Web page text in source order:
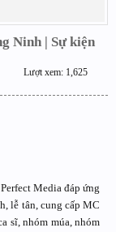
Ninh | Sự kiện
Lượt xem: 1,625
Media đáp ứng
lễ tân, cung cấp MC
sĩ, nhóm múa, nhóm